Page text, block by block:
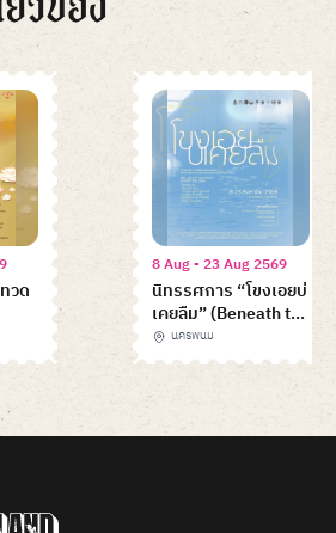
วด
8 Aug - 23 Aug 2569
นิทรรศการ “โขงเอยบ่
เคยลืม” (Beneath the
Currents of
Memory)
นครพนม